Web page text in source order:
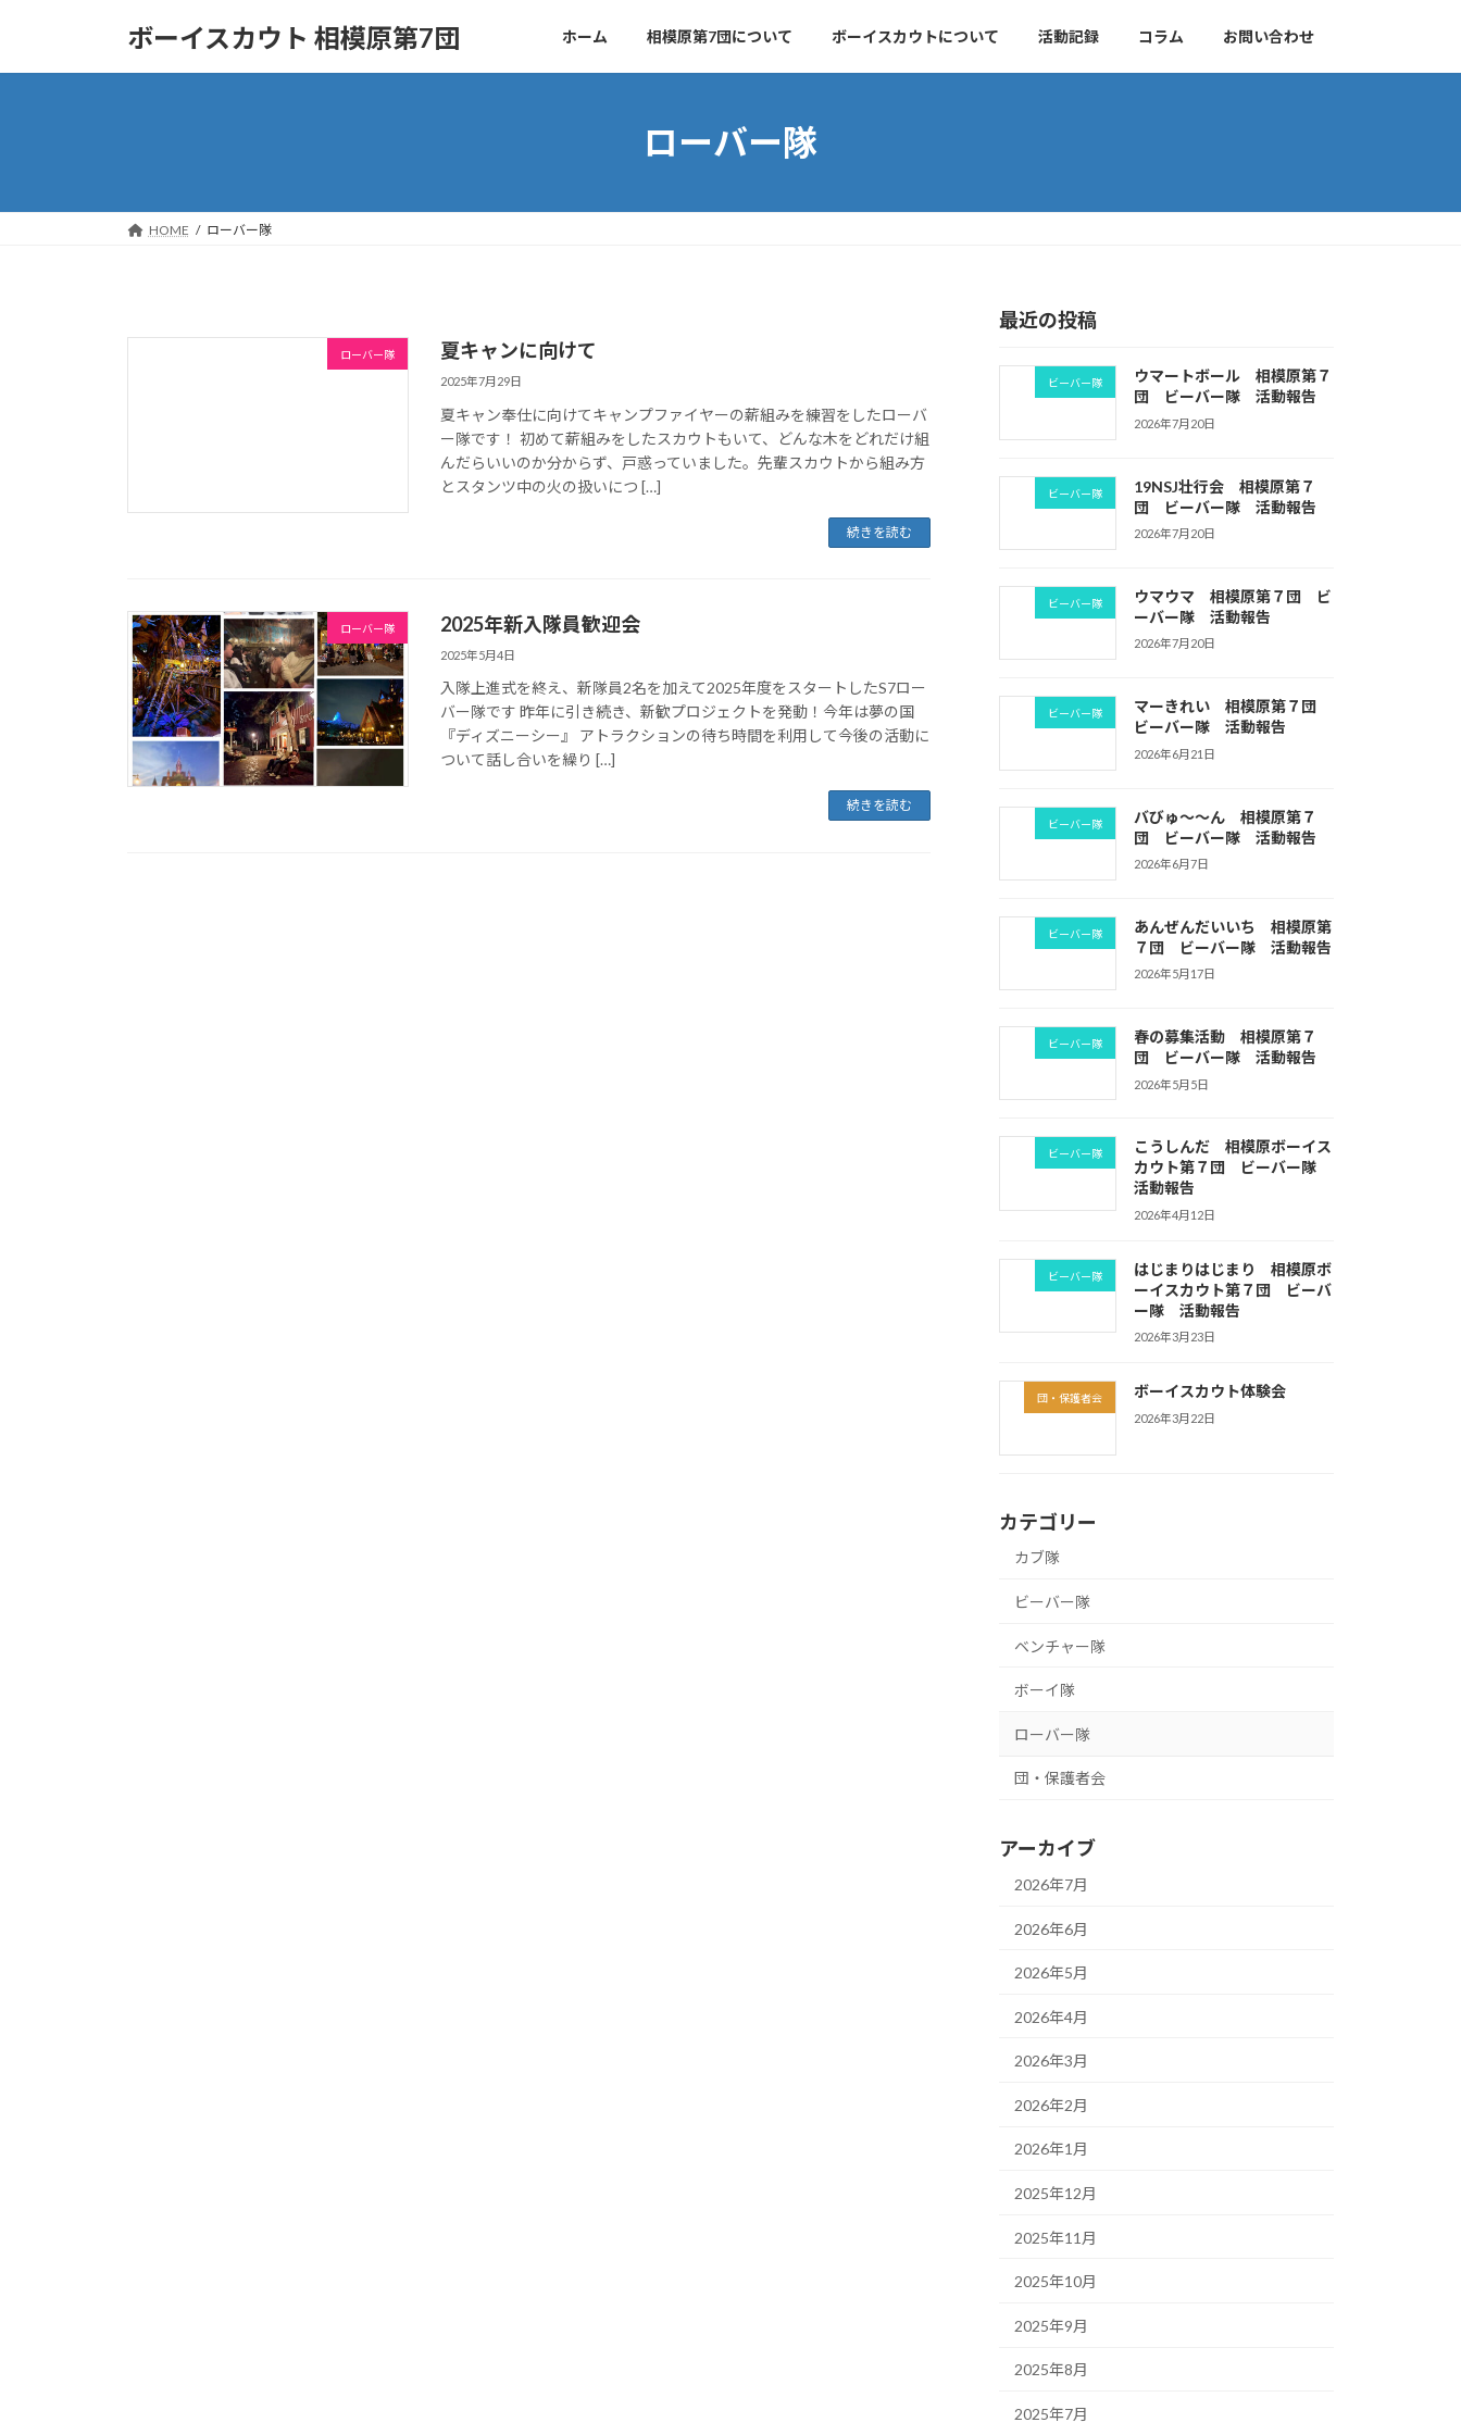
ボーイスカウト 相模原第7団 ホーム 相模原第7団について ボーイスカウトについて 活動記録 コラム お問い合わせ
ローバー隊
HOME ローバー隊
ローバー隊 夏キャンに向けて
2025年7月29日
夏キャン奉仕に向けてキャンプファイヤーの薪組みを練習をしたローバ
ー隊です！ 初めて薪組みをしたスカウトもいて、どんな木をどれだけ組
んだらいいのか分からず、戸惑っていました。先輩スカウトから組み方
とスタンツ中の火の扱いにつ […]
続きを読む
ローバー隊 2025年新入隊員歓迎会
2025年5月4日
入隊上進式を終え、新隊員2名を加えて2025年度をスタートしたS7ロー
バー隊です 昨年に引き続き、新歓プロジェクトを発動！今年は夢の国
『ディズニーシー』 アトラクションの待ち時間を利用して今後の活動に
ついて話し合いを繰り […]
続きを読む
最近の投稿
ビーバー隊
ウマートボール 相模原第７
団 ビーバー隊 活動報告
2026年7月20日
ビーバー隊
19NSJ壮行会 相模原第７
団 ビーバー隊 活動報告
2026年7月20日
ビーバー隊
ウマウマ 相模原第７団 ビ
ーバー隊 活動報告
2026年7月20日
ビーバー隊
マーきれい 相模原第７団
ビーバー隊 活動報告
2026年6月21日
ビーバー隊
バびゅ～～ん 相模原第７
団 ビーバー隊 活動報告
2026年6月7日
ビーバー隊
あんぜんだいいち 相模原第
７団 ビーバー隊 活動報告
2026年5月17日
ビーバー隊
春の募集活動 相模原第７
団 ビーバー隊 活動報告
2026年5月5日
ビーバー隊
こうしんだ 相模原ボーイス
カウト第７団 ビーバー隊
活動報告
2026年4月12日
ビーバー隊
はじまりはじまり 相模原ボ
ーイスカウト第７団 ビーバ
ー隊 活動報告
2026年3月23日
団・保護者会 ボーイスカウト体験会
2026年3月22日
カテゴリー
カブ隊
ビーバー隊
ベンチャー隊
ボーイ隊
ローバー隊
団・保護者会
アーカイブ
2026年7月
2026年6月
2026年5月
2026年4月
2026年3月
2026年2月
2026年1月
2025年12月
2025年11月
2025年10月
2025年9月
2025年8月
2025年7月